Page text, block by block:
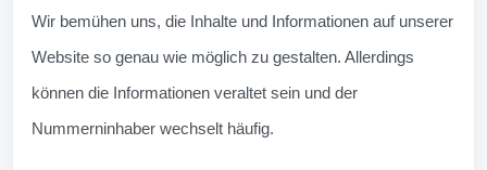
Wir bemühen uns, die Inhalte und Informationen auf unserer
Website so genau wie möglich zu gestalten. Allerdings
können die Informationen veraltet sein und der
Nummerninhaber wechselt häufig.